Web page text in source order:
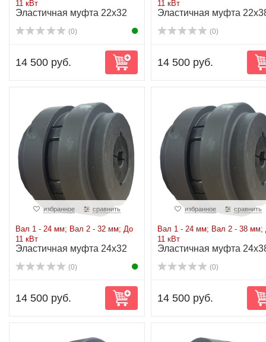
11 кВт
Эластичная муфта 22x32
(0)
14 500 руб.
11 кВт
Эластичная муфта
(0)
14 500 руб.
избранное сравнить
Вал 1 - 24 мм; Вал 2 - 32 мм; До
11 кВт
Эластичная муфта 24x32
(0)
14 500 руб.
избранное сравнить
Вал 1 - 24 мм; Вал 2 - 38 мм;
11 кВт
Эластичная муфта
(0)
14 500 руб.